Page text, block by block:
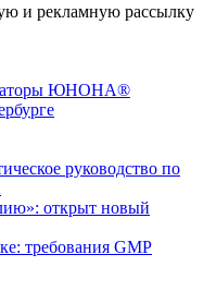
и рекламную рассылку
ЮНОНА®
руководство по
открыт новый
требования GMP